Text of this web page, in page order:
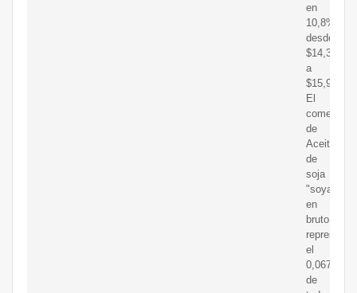
en
10,8%,
desde
$14,3MM
a
$15,9MM.
El
comercio
de
Aceite
de
soja
"soya"
en
bruto,
representa
el
0,067%
de